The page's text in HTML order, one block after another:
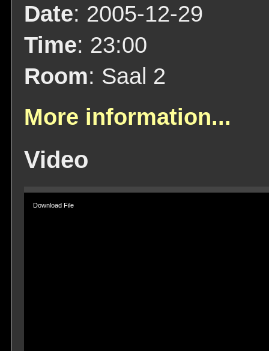
Date: 2005-12-29
Time: 23:00
Room: Saal 2
More information...
Video
PlayerDownload File